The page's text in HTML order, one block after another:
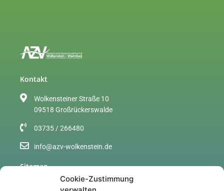
Cookie-Zustimmung
Kontakt
Wolkensteiner Straße 10
09518 Großrückerswalde
03735 / 266480
info@azv-wolkenstein.de
Sitemap